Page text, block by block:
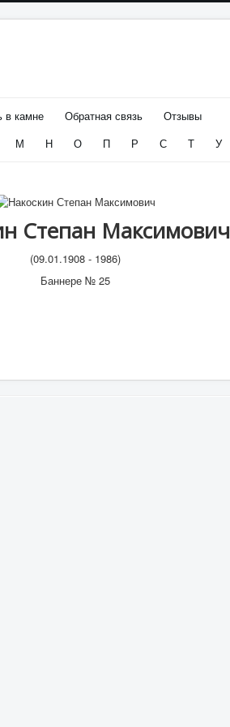
в камне Обратная связь
Отзывы
М Н О П Р С Т У
Степан Максимович
(09.01.1908 - 1986)
Баннере № 25